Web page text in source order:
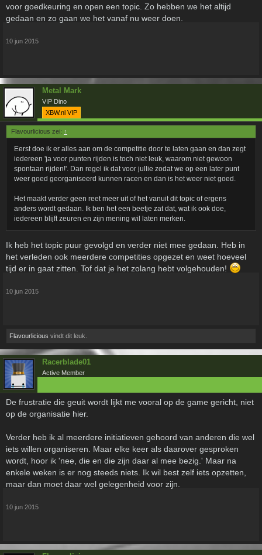
voor goedkeuring en open een topic. Zo hebben we het altijd
gedaan en zo gaan we het vanaf nu weer doen.
10 jun 2015
Metal Mark
VIP Dino
XBW.nl VIP
Flavourlicious zei: ↑
Eerst doe ik er alles aan om de competitie door te laten gaan en dan zegt
iedereen 'ja voor punten rijden is toch niet leuk, waarom niet gewoon
spontaan rijden!'. Dan regel ik dat voor jullie zodat we op een later punt
weer goed georganiseerd kunnen racen en dan is het weer niet goed.
Het maakt verder geen reet meer uit of het vanuit dit topic of ergens
anders wordt gedaan. Ik ben het een beetje zat dat, wat ik ook doe,
iedereen blijft zeuren en zijn mening wil laten merken.
Ik heb het topic puur gevolgd en verder niet mee gedaan. Heb in
het verleden ook meerdere competities opgezet en weet hoeveel
tijd er in gaat zitten. Tof dat je het zolang hebt volgehouden!
10 jun 2015
Flavourlicious vindt dit leuk.
Racerblade01
Active Member
De frustratie die geuit wordt lijkt me vooral op de game gericht, niet
op de organisatie hier.
Verder heb ik al meerdere initiatieven gehoord van anderen die wel
iets willen organiseren. Maar elke keer als daarover gesproken
wordt, hoor ik 'nee, die en die zijn daar al mee bezig.' Maar na
enkele weken is er nog steeds niets. Ik wil best zelf iets opzetten,
maar dan moet daar wel gelegenheid voor zijn.
10 jun 2015